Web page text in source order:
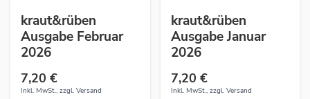
kraut&rüben
Ausgabe Februar
2026
7,20 €
Inkl. MwSt., zzgl. Versand
kraut&rüben
Ausgabe Januar
2026
7,20 €
Inkl. MwSt., zzgl. Versand